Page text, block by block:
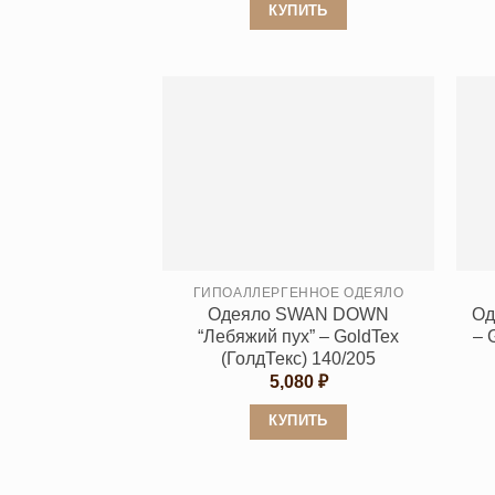
КУПИТЬ
странице
товара.
ГИПОАЛЛЕРГЕННОЕ ОДЕЯЛО
Одеяло SWAN DOWN
“Лебяжий пух” – GoldTex
(ГолдТекс) 140/205
5,080 ₽
КУПИТЬ
–